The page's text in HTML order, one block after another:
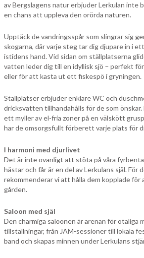
av Bergslagens natur erbjuder Lerkulan inte
en chans att uppleva den orörda naturen.
Upptäck de vandringsspår som slingrar sig
skogarna, där varje steg tar dig djupare in i
istidens hand. Vid sidan om ställplatserna
vatten leder dig till en idyllisk sjö – perfekt
eller för att kasta ut ett fiskespö i gryningen.
Ställplatser erbjuder enklare WC och
dricksvatten tillhandahålls för de som
ett myller av el-fria zoner på en välskött
har de omsorgsfullt förberett varje plats för
I harmoni med djurlivet
Det är inte ovanligt att stöta på våra fyrbenta
hästar och får är en del av Lerkulans själ. För
rekommenderar vi att hålla dem kopplade för
gården.
Saloon med själ
Den charmiga saloonen är arenan för otaliga
tillställningar, från JAM-sessioner till lokala
band och skapas minnen under Lerkulans